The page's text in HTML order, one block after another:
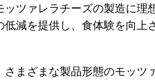
ツァレラチーズの製造に理
減を提供し、食体験を向上
まざまな製品形態のモッツ